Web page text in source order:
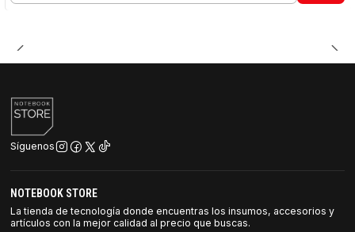
Síguenos
NOTEBOOK STORE
La tienda de tecnología donde encuentras los insumos, accesorios y
artículos con la mejor calidad al precio que buscas.